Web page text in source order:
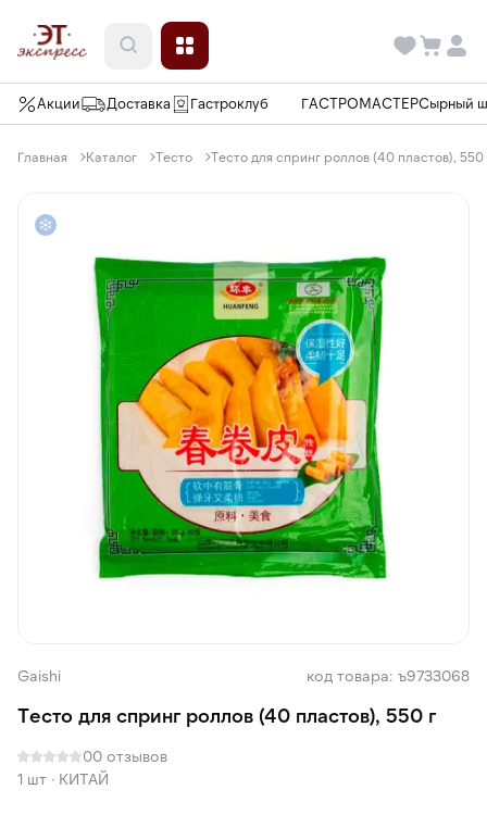
Акции Доставка Гастроклуб ГАСТРОМАСТЕРСырный
Главная Каталог Тесто Тесто для спринг роллов (40 пластов), 550
Gaishi код товара: ъ9733068
Тесто для спринг роллов (40 пластов), 550 г
00 отзывов
1 шт · КИТАЙ